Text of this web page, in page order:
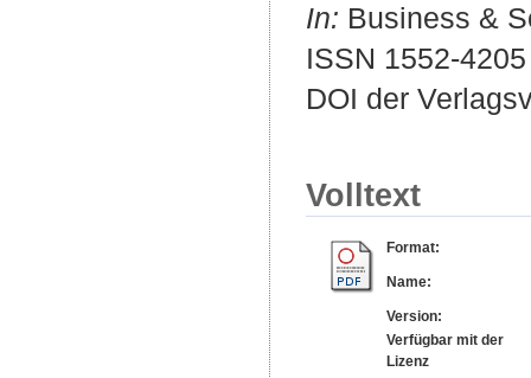
In: Business &
ISSN 1552-4205
DOI der
Volltext
Format:
Name:
Version:
Verfügbar mit der
Lizenz